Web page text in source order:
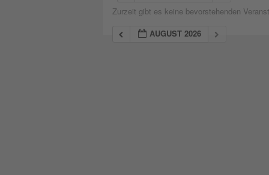
Zurzeit gibt es keine bevorstehenden
AUGUST 2026